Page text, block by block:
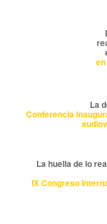
La
Conferencia
La huella de lo
IX Congreso